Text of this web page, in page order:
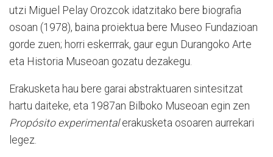
utzi Miguel Pelay Orozcok idatzitako bere biografia
osoan (1978), baina proiektua bere Museo Fundazioan
gorde zuen; horri eskerrrak, gaur egun Durangoko Arte
eta Historia Museoan gozatu dezakegu.
Erakusketa hau bere garai abstraktuaren sintesitzat
hartu daiteke, eta 1987an Bilboko Museoan egin zen
Propósito experimentalerakusketa osoaren aurrekari
legez.